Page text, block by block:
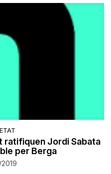
ratifiquen Jordi Sabata
per Berga